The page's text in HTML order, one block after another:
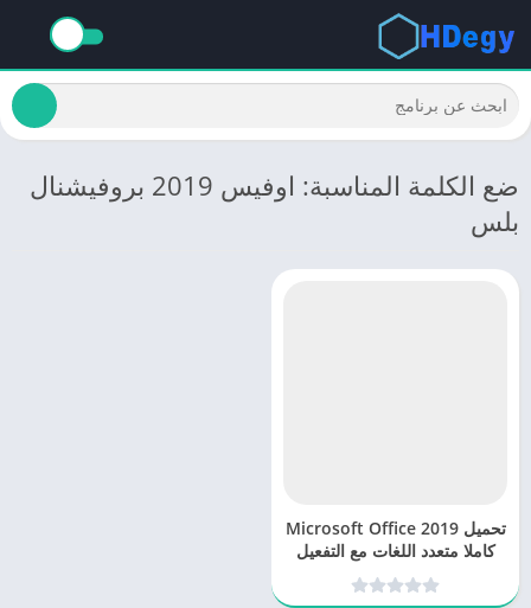
ضع الكلمة المناسبة: اوفيس 2019 بروفيشنال
بلس
تحميل Microsoft Office 2019
كاملا متعدد اللغات مع التفعيل
مدى الحياة